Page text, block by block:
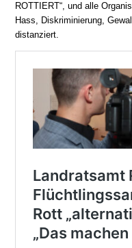
ROTTIERT“, und alle
Hass, Diskriminierung,
distanziert.